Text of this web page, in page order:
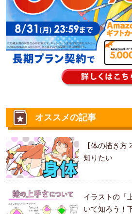
オススメの記事
【体の描き方
知りたい
イラストの「
いて知ろう！